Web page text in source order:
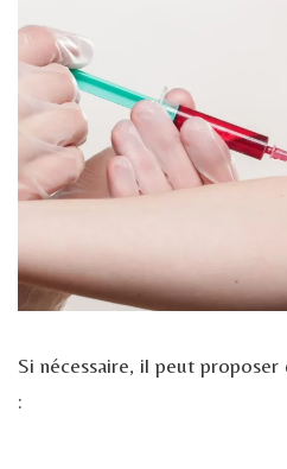
Si nécessaire, il peut proposer
: